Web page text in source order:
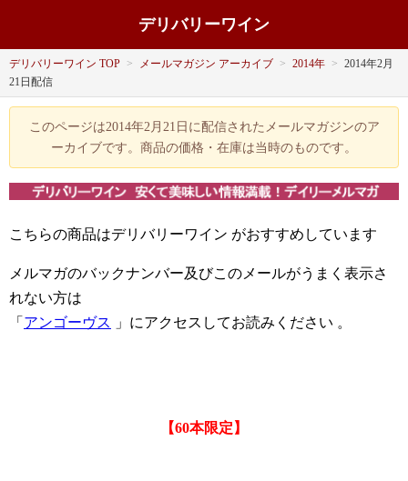
デリバリーワイン
デリバリーワイン TOP > メールマガジン アーカイブ > 2014年 > 2014年2月
21日配信
このページは2014年2月21日に配信されたメールマガジンのア
ーカイブです。商品の価格・在庫は当時のものです。
こちらの商品はデリバリーワイン がおすすめしています
メルマガのバックナンバー及びこのメールがうまく表示さ
れない方は
「 アンゴーヴス 」にアクセスしてお読みください 。
【60本限定】